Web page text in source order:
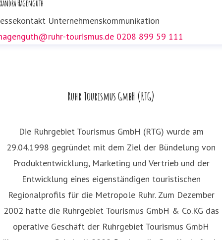
tourismus.de
Hagenguth
Unternehmenskommunikation
tourismus.de 0208 899 59 111
Ruhr Tourismus GmbH (RTG)
Die Ruhrgebiet Tourismus GmbH (RTG) wurde am
29.04.1998 gegründet mit dem Ziel der Bündelung von
Produktentwicklung, Marketing und Vertrieb und der
Entwicklung eines eigenständigen touristischen
Regionalprofils für die Metropole Ruhr. Zum Dezember
2002 hatte die Ruhrgebiet Tourismus GmbH & Co.KG das
operative Geschäft der Ruhrgebiet Tourismus GmbH